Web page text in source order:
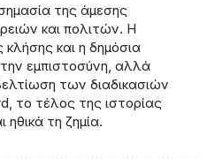
της άμεσης
και πολιτών. Η
και η δημόσια
εμπιστοσύνη, αλλά
των διαδικασιών
το τέλος της ιστορίας
ηθικά τη ζημία.